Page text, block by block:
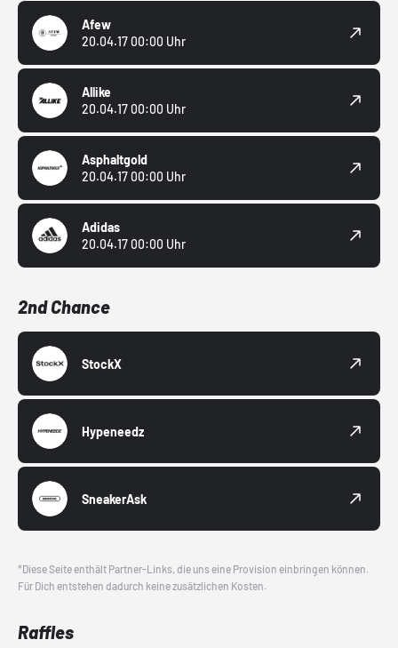
Afew
20.04.17 00:00 Uhr
Allike
20.04.17 00:00 Uhr
Asphaltgold
20.04.17 00:00 Uhr
Adidas
20.04.17 00:00 Uhr
2nd Chance
StockX
Hypeneedz
SneakerAsk
*Diese Seite enthält Partner-Links, die uns eine Provision einbringen können.
Für Dich entstehen dadurch keine zusätzlichen Kosten.
Raffles